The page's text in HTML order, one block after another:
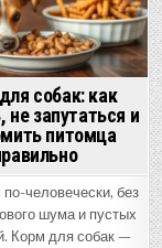
собак: как
не запутаться и
питомца
человечески, без
шума и пустых
Корм для собак —